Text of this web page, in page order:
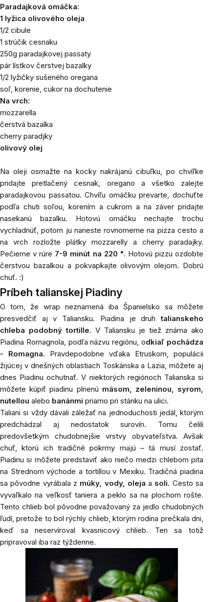
Paradajková omáčka:
1 lyžica olivového oleja
1/2 cibule
1 strúčik cesnaku
250g paradajkovej passaty
pár lístkov čerstvej bazalky
1/2 lyžičky sušeného oregana
soľ, korenie, cukor na dochutenie
Na vrch:
mozzarella
čerstvá bazalka
cherry paradjky
olivový olej
Na oleji osmažte na kocky nakrájanú cibuľku, po chvíľke
pridajte pretlačený cesnak, oregano a všetko zalejte
paradajkovou passatou. Chvíľu omáčku prevarte, dochuťte
podľa chuti soľou, korením a cukrom a na záver pridajte
nasekanú bazalku. Hotovú omáčku nechajte trochu
vychladnúť, potom ju naneste rovnomerne na pizza cesto a
na vrch rozložte plátky mozzarelly a cherry paradajky.
Pečieme v rúre 7-9 minút na 220 °. Hotovú pizzu ozdobte
čerstvou bazalkou a pokvapkajte olivovým olejom. Dobrú
chuť. :)
Príbeh talianskej Piadiny
O tom, že wrap neznamená iba Španielsko sa môžete
presvedčiť aj v Taliansku. Piadina je druh talianskeho
chleba podobný tortille. V Taliansku je tiež známa ako
Piadina Romagnola, podľa názvu regiónu, odkiaľ pochádza
- Romagna. Pravdepodobne vďaka Etruskom, populácii
žijúcej v dnešných oblastiach Toskánska a Lazia, môžete aj
dnes Piadinu ochutnať. V niektorých regiónoch Talianska si
môžete kúpiť piadinu plnenú mäsom, zeleninou, syrom,
nutellou alebo banánmi priamo pri stánku na ulici.
Taliani si vždy dávali záležať na jednoduchosti jedál, ktorým
predchádzal aj nedostatok surovín. Tomu čelili
predovšetkým chudobnejšie vrstvy obyvateľstva. Avšak
chuť, ktorú ich tradičné pokrmy majú – tá musí zostať.
Piadinu si môžete predstaviť ako niečo medzi chlebom pita
na Strednom východe a tortillou v Mexiku. Tradičná piadina
sa pôvodne vyrábala z múky, vody, oleja a soli. Cesto sa
vyvaľkalo na veľkosť taniera a peklo sa na plochom rošte.
Tento chlieb bol pôvodne považovaný za jedlo chudobných
ľudí, pretože to bol rýchly chlieb, ktorým rodina prečkala dni,
keď sa neservíroval kvasnicový chlieb. Ten sa totiž
pripravoval iba raz týždenne.